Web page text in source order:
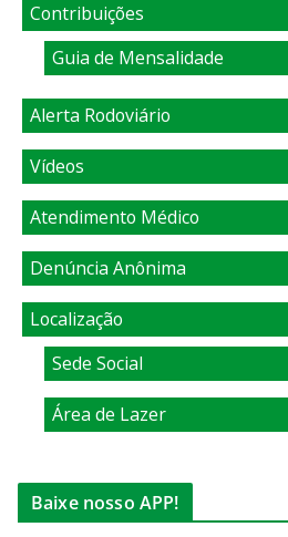
Contribuições
Guia de Mensalidade
Alerta Rodoviário
Vídeos
Atendimento Médico
Denúncia Anônima
Localização
Sede Social
Área de Lazer
Baixe nosso APP!